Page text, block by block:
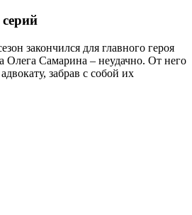
закончился для главного героя
Олега Самарина – неудачно. От него
забрав с собой их